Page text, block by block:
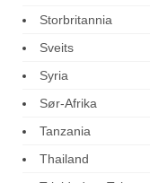
Storbritannia
Sveits
Syria
Sør-Afrika
Tanzania
Thailand